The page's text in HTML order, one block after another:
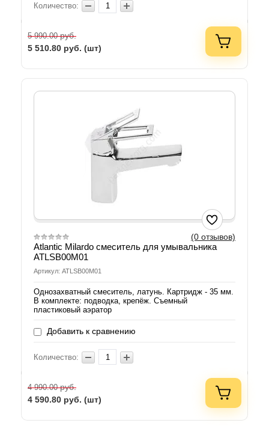
Количество:
5 990.00руб.
5 510.80 руб. (шт)
(0 отзывов)
Atlantic Milardo смеситель для умывальника
ATLSB00M01
Артикул: ATLSB00M01
Однозахватный смеситель, латунь. Картридж - 35 мм.
В комплекте: подводка, крепёж. Съемный
пластиковый аэратор
Добавить к сравнению
Количество:
4 990.00руб.
4 590.80 руб. (шт)